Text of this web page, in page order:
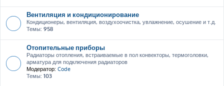
Вентиляция и кондиционирование
Кондиционеры, вентиляция, воздухоочистка, увлажнение, осушение и т.д.
Темы: 958
Отопительные приборы
Радиаторы отопления, встраиваемые в пол конвекторы, термоголовки,
арматура для подключения радиаторов
Модератор: Code
Темы: 103